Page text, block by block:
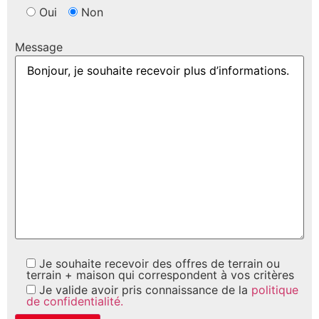
Oui Non
Message
Je souhaite recevoir des offres de terrain ou
terrain + maison qui correspondent à vos critères
Je valide avoir pris connaissance de la politique
de confidentialité.